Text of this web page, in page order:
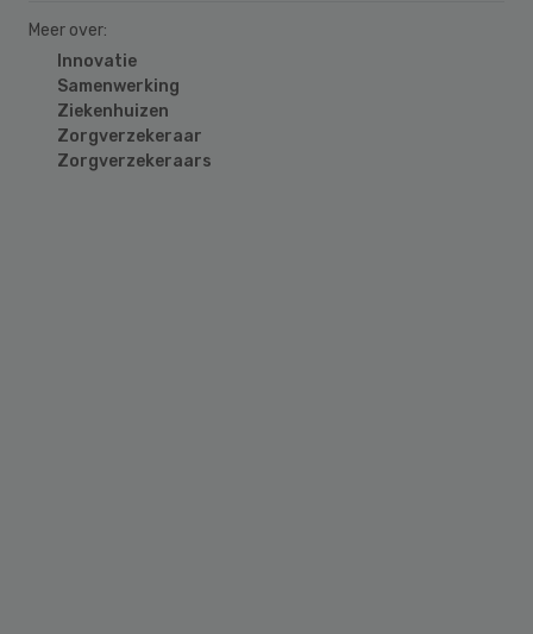
Meer over:
Innovatie
Samenwerking
Ziekenhuizen
Zorgverzekeraar
Zorgverzekeraars